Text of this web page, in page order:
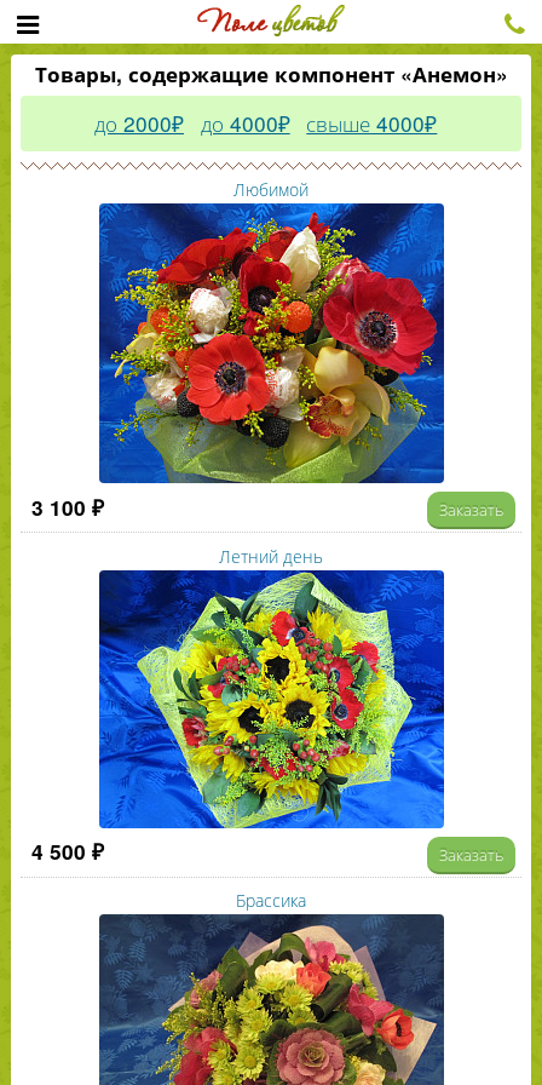
Товары, содержащие компонент «Анемон»
до 2000₽ до 4000₽ свыше 4000₽
Любимой
3 100 ₽ Заказать
Летний день
4 500 ₽ Заказать
Брассика